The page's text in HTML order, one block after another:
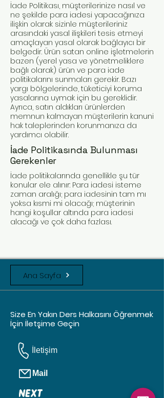
İade Politikası, müşterilerinize nasıl ve
ne şekilde para iadesi yapacağınıza
ilişkin olarak sizinle müşterileriniz
arasındaki yasal ilişkileri tesis etmeyi
amaçlayan yasal olarak bağlayıcı bir
belgedir. Ürün satan online işletmelerin
bazen (yerel yasa ve yönetmeliklere
bağlı olarak) ürün ve para iade
politikalarını sunmaları gerekir. Bazı
yargı bölgelerinde, tüketiciyi koruma
yasalarına uymak için bu gereklidir.
Ayrıca, satın aldıkları ürünlerden
memnun kalmayan müşterilerin kanuni
hak taleplerinden korunmanıza da
yardımcı olabilir.
İade Politikasında Bulunması
Gerekenler
İade politikalarında genellikle şu tür
konular ele alınır: Para iadesi isteme
zaman aralığı; para iadesinin tam mı
yoksa kısmi mi olacağı; müşterinin
hangi koşullar altında para iadesi
alacağı ve çok daha fazlası.
Ana Sayfa
Size En Yakın Ders Halkasını Öğrenmek
İçin İletşime Geçin
İletişim
NEXT
Mail